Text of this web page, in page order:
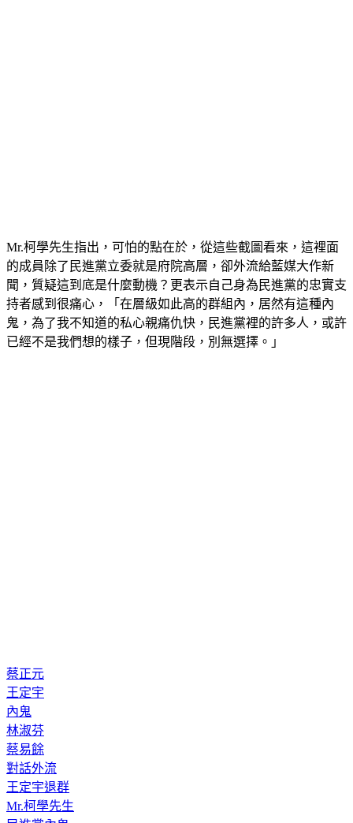
Mr.柯學先生指出，可怕的點在於，從這些截圖看來，這裡面
的成員除了民進黨立委就是府院高層，卻外流給藍媒大作新
聞，質疑這到底是什麼動機？更表示自己身為民進黨的忠實支
持者感到很痛心，「在層級如此高的群組內，居然有這種內
鬼，為了我不知道的私心親痛仇快，民進黨裡的許多人，或許
已經不是我們想的樣子，但現階段，別無選擇。」
蔡正元
王定宇
內鬼
林淑芬
蔡易餘
對話外流
王定宇退群
Mr.柯學先生